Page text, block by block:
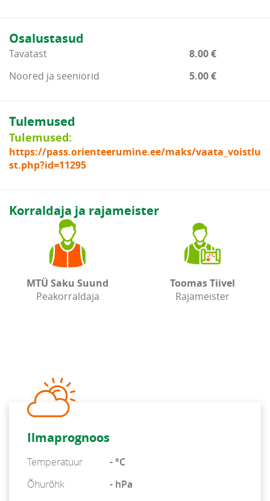
Osalustasud
Tavatast
8.00 €
Noored ja seeniorid
5.00 €
Tulemused
Tulemused:
https://pass.orienteerumine.ee/maks/vaata_voistlu
st.php?id=11295
Korraldaja ja rajameister
MTÜ Saku Suund
Peakorraldaja
Toomas Tiivel
Rajameister
Ilmaprognoos
Temperatuur
- °C
Õhurõhk
- hPa